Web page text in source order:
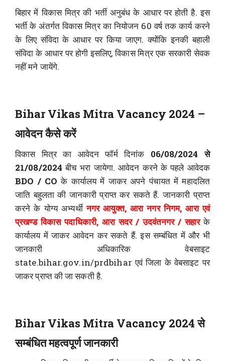
बिहार में विकास मित्र की भर्ती अनुबंध के आधार पर होती है. इस
भर्ती के अंतर्गत विकास मित्र का नियोजन 60 वर्ष तक कार्य करने
के लिए संविदा के आधार पर किया जाएग. क्योंकि इनकी बहाली
संविदा के आधार पर होगी इसलिए, विकास मित्र एक सरकारी सेवक
नहीं मने जायेंगे.
Bihar Vikas Mitra Vacancy 2024 –
आवेदन कैसे करें
विकास मित्र का आवेदन फॉर्म दिनांक 06/08/2024 से
21/08/2024 बीच भरा जायेगा. आवेदन करने के पहले आवेदक
BDO / CO के कार्यालय में जाकर अपने पंचायत में महादलित
जाति बहुलता की जानकारी प्राप्त कर सकते हैं. जानकारी प्राप्त
करने के योग्य अभ्यर्थीनगर आयुक्त, आरा नगर निगम, आरा एवं
प्रखण्ड विकास पदाधिकारी, आरा सदर / उदवंतनगर / सहारके
कार्यालय में जाकर आवेदन कर सकते हैं. इस सम्बंधित में और भी
जानकारी अधिकारिक वेबसाइट
state.bihar.gov.in/prdbihar एवं जिला के वेबसाइट पर
जाकर प्राप्त की जा सकती है.
Bihar Vikas Mitra Vacancy 2024 से
सम्बंधित महत्वपूर्ण जानकारी